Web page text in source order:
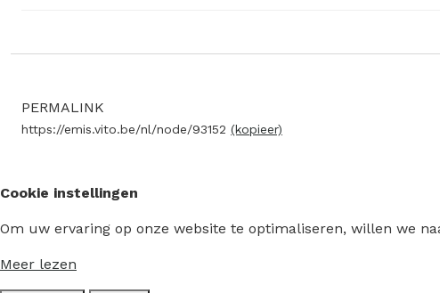
PERMALINK
https://emis.vito.be/nl/node/93152 (kopieer)
Cookie instellingen
Om uw ervaring op onze website te optimaliseren, willen we
Meer lezen